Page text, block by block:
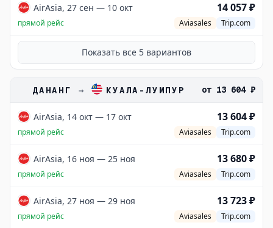
AirAsia, 27 сен — 10 окт 14 057 ₽
прямой рейс Aviasales Trip.com
Показать все 5 вариантов
ДАНАНГ → КУАЛА-ЛУМПУР от 13 604 ₽
AirAsia, 14 окт — 17 окт 13 604 ₽
прямой рейс Aviasales Trip.com
AirAsia, 16 ноя — 25 ноя 13 680 ₽
прямой рейс Aviasales Trip.com
AirAsia, 27 ноя — 29 ноя 13 723 ₽
прямой рейс Aviasales Trip.com